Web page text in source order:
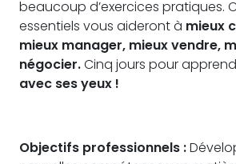
beaucoup d’exercices pratiques.
essentiels vous aideront à mieux
mieux manager, mieux vendre,
négocier. Cinq jours pour
avec ses yeux !
Objectifs professionnels :